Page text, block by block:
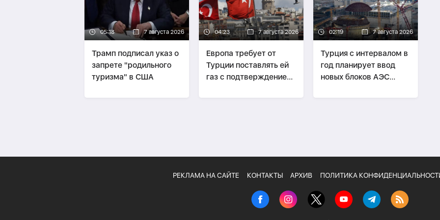
05:18 7 августа 2026
Трамп подписал указ о
запрете "родильного
туризма" в США
04:23 7 августа 2026
Европа требует от
Турции поставлять ей
газ с подтверждением
02:19 7 августа 2026
Турция с интервалом в
год планирует ввод
новых блоков АЭС
РЕКЛАМА НА САЙТЕ КОНТАКТЫ АРХИВ ПОЛИТИКА